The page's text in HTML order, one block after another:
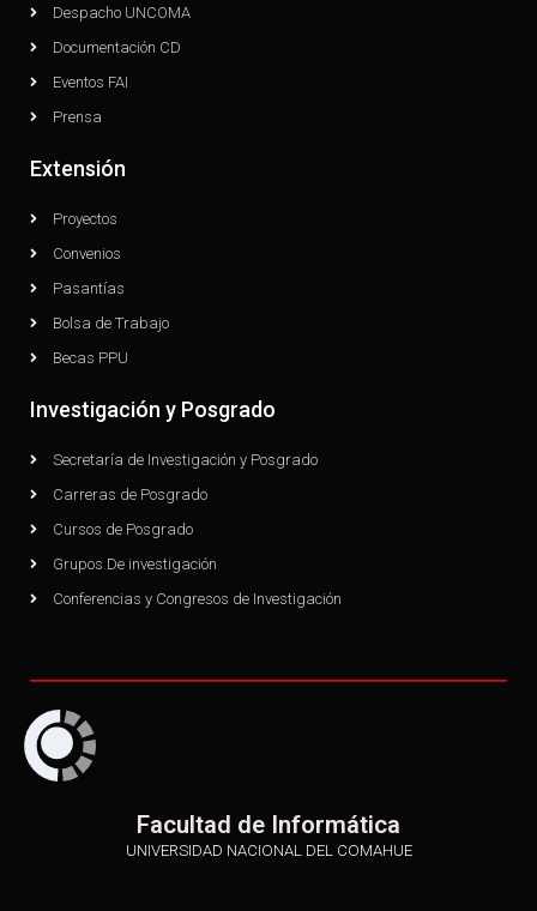
Despacho UNCOMA
Documentación CD
Eventos FAI
Prensa
Extensión
Proyectos
Convenios
Pasantías
Bolsa de Trabajo
Becas PPU
Investigación y Posgrado
Secretaría de Investigación y Posgrado
Carreras de Posgrado
Cursos de Posgrado
Grupos De investigación
Conferencias y Congresos de Investigación
Facultad de Informática
UNIVERSIDAD NACIONAL DEL COMAHUE